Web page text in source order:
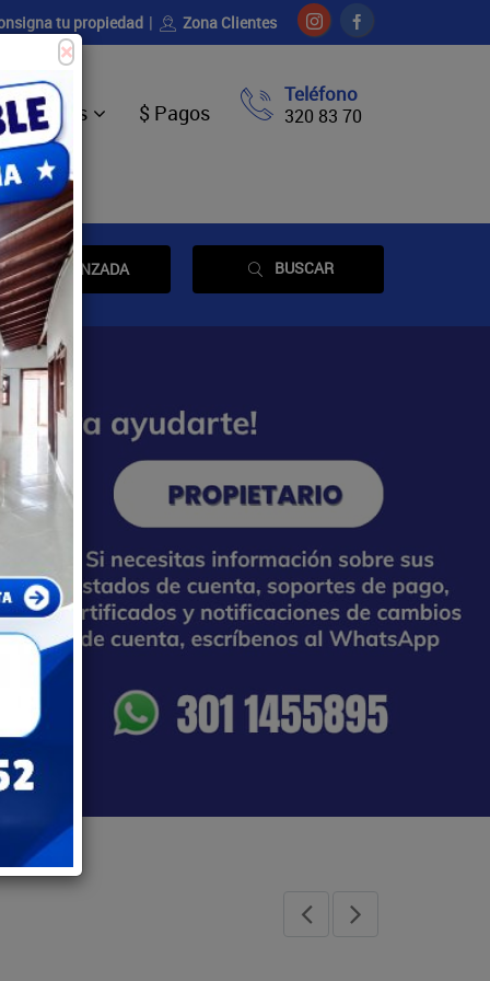
tu propiedad Zona Clientes
Teléfono
320 83 70
Ventas $ Pagos
AVANZADA BUSCAR
×